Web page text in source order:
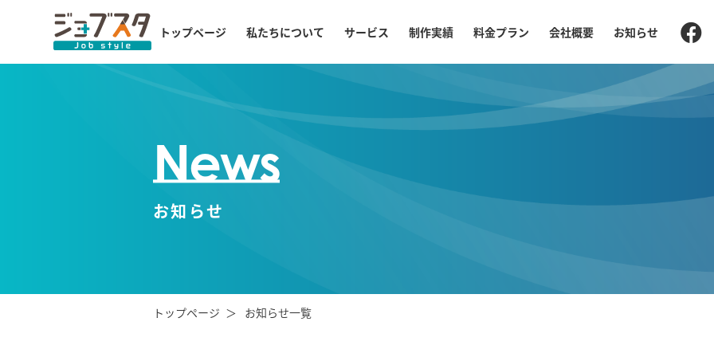
トップページ 私たちについて サービス 制作実績 料金プラン 会社概要 お知らせ
News
お知らせ
トップページ お知らせ一覧